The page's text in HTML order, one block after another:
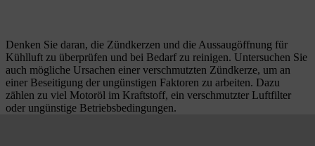
Denken Sie daran, die Zündkerzen und die Aussaugöffnung für
Kühlluft zu überprüfen und bei Bedarf zu reinigen. Untersuchen Sie
auch mögliche Ursachen einer verschmutzten Zündkerze, um an
einer Beseitigung der ungünstigen Faktoren zu arbeiten. Dazu
zählen zu viel Motoröl im Kraftstoff, ein verschmutzter Luftfilter
oder ungünstige Betriebsbedingungen.